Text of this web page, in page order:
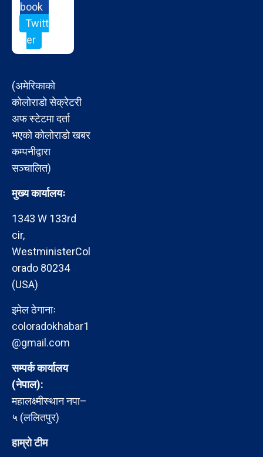
book
Twitt
er
(अमेरिकाको
कोलोराडो सेक्रेटरी
अफ स्टेटमा दर्ता
भएको कोलोराडो खबर
कम्पनीद्वारा
सञ्चालित)
मुख्य कार्यालयः
1343 W 133rd
cir,
WestministerCol
orado 80234
(USA)
इमेल ठेगानाः
coloradokhabar1
@gmail.com
सम्पर्क कार्यालय
(नेपाल):
महालक्ष्मीस्थान नपा–
५ (ललितपुर)
हाम्रो टीम